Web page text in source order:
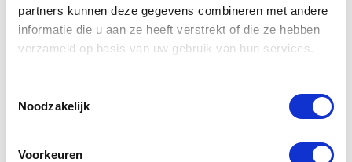
partners kunnen deze gegevens combineren met andere
informatie die u aan ze heeft verstrekt of die ze hebben
verzameld op basis van uw gebruik van hun services.
Noodzakelijk
Voorkeuren
Gerelateerde
producten
-24%